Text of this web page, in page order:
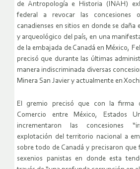
de Antropología e Historia (INAH)
federal a revocar las concesiones
canadienses en sitios en donde se
y arqueológico del país, en una
de la embajada de Canadá en México,
precisó que durante las últimas
manera indiscriminada diversas
Minera San Javier y actualmente en
El gremio precisó que con la firma
Comercio entre México, Estados
incrementaron las concesiones
explotación del territorio nacional a
sobre todo de Canadá y precisaron que
sexenios panistas en donde esta